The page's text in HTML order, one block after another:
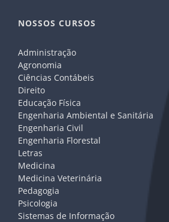
NOSSOS CURSOS
Administração
Agronomia
Ciências Contábeis
Direito
Educação Física
Engenharia Ambiental e Sanitária
Engenharia Civil
Engenharia Florestal
Letras
Medicina
Medicina Veterinária
Pedagogia
Psicologia
Sistemas de Informação